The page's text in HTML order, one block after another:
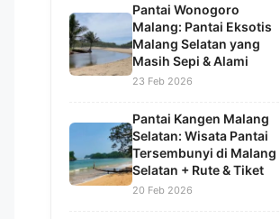
Pantai Wonogoro
Malang: Pantai Eksotis
Malang Selatan yang
Masih Sepi & Alami
23 Feb 2026
Pantai Kangen Malang
Selatan: Wisata Pantai
Tersembunyi di Malang
Selatan + Rute & Tiket
20 Feb 2026